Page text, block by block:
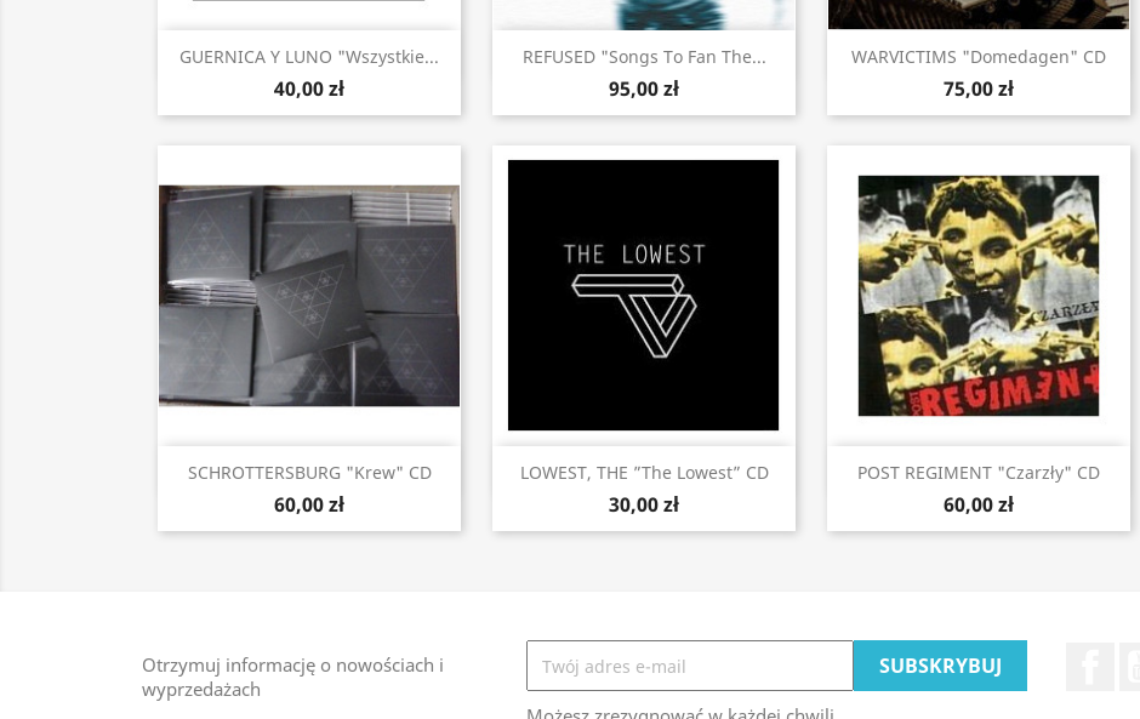
GUERNICA Y LUNO "Wszystkie...
40,00 zł
Szybki podgląd REFUSED "Songs To Fan The...
95,00 zł
Szybki podgląd WARVICTIMS "Domedagen" CD
75,00 zł
Szybki podgląd
SCHROTTERSBURG "Krew" CD
60,00 zł
Szybki podgląd LOWEST, THE ”The Lowest” CD
30,00 zł
Szybki podgląd POST REGIMENT "Czarzły" CD
60,00 zł
Szybki podgląd
Otrzymuj informację o nowościach i
wyprzedażach